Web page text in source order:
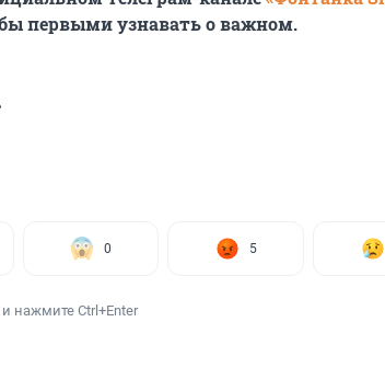
первыми узнавать о важном.
0 5
нажмите Ctrl+Enter